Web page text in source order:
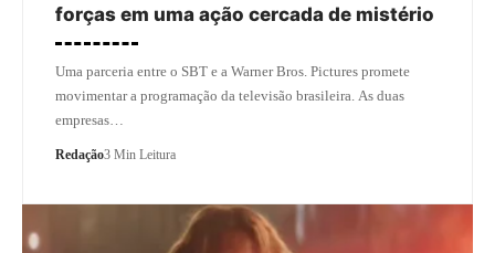
forças em uma ação cercada de mistério
Uma parceria entre o SBT e a Warner Bros. Pictures promete
movimentar a programação da televisão brasileira. As duas
empresas…
Redação3 Min Leitura